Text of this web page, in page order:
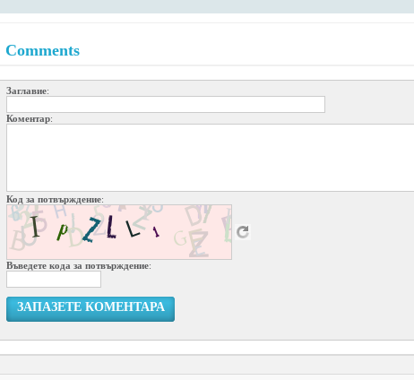
Comments
Заглавие:
Коментар:
Код за потвърждение:
Въведете кода за потвърждение:
ЗАПАЗЕТЕ КОМЕНТАРА